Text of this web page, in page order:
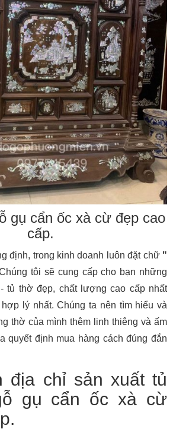
gụ cẩn ốc xà cừ đẹp cao
cấp.
định, trong kinh doanh luôn đặt chữ "
tôi sẽ cung cấp cho bạn những
- tủ thờ đẹp, chất lượng cao cấp nhất
lý nhất. Chúng ta nên tìm hiểu và
thờ của mình thêm linh thiêng và ấm
quyết định mua hàng cách đúng đắn
địa chỉ sản xuất tủ
gụ cẩn ốc xà cừ